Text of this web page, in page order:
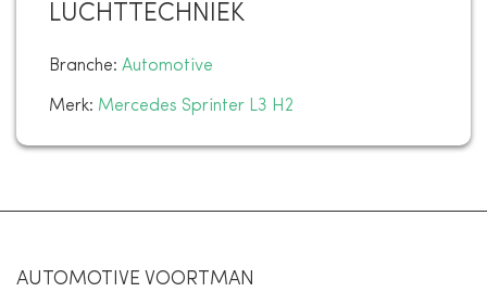
LUCHTTECHNIEK
Branche: Automotive
Merk: Mercedes Sprinter L3 H2
AUTOMOTIVE VOORTMAN